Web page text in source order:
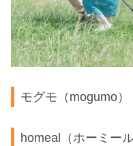
モグモ（mogumo）
homeal（ホーミール